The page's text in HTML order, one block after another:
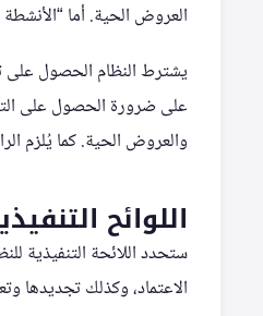
العروض الحية. أما
يشترط النظام الحصول على
على ضرورة الحصول على
والعروض الحية. كما يُلزم
اللوائح
ستحدد اللائحة التنفيذية
الاعتماد، وكذلك تجديدها